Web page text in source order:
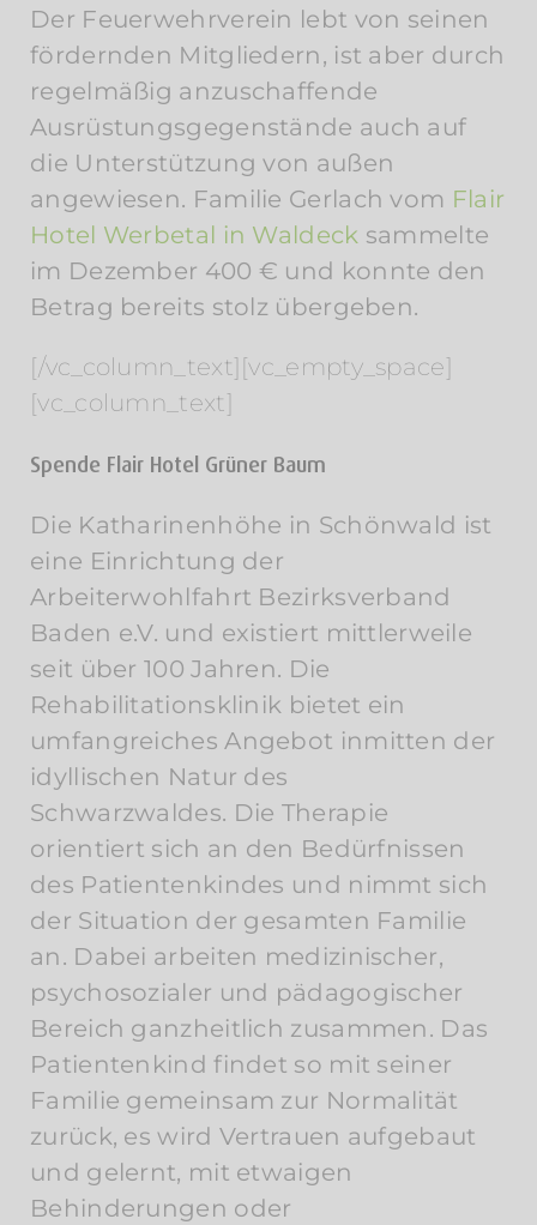
Der Feuerwehrverein lebt von seinen
fördernden Mitgliedern, ist aber durch
regelmäßig anzuschaffende
Ausrüstungsgegenstände auch auf
die Unterstützung von außen
angewiesen. Familie Gerlach vom Flair
Hotel Werbetal in Waldeck sammelte
im Dezember 400 € und konnte den
Betrag bereits stolz übergeben.
[/vc_column_text][vc_empty_space]
[vc_column_text]
Spende Flair Hotel Grüner Baum
Die Katharinenhöhe in Schönwald ist
eine Einrichtung der
Arbeiterwohlfahrt Bezirksverband
Baden e.V. und existiert mittlerweile
seit über 100 Jahren. Die
Rehabilitationsklinik bietet ein
umfangreiches Angebot inmitten der
idyllischen Natur des
Schwarzwaldes. Die Therapie
orientiert sich an den Bedürfnissen
des Patientenkindes und nimmt sich
der Situation der gesamten Familie
an. Dabei arbeiten medizinischer,
psychosozialer und pädagogischer
Bereich ganzheitlich zusammen. Das
Patientenkind findet so mit seiner
Familie gemeinsam zur Normalität
zurück, es wird Vertrauen aufgebaut
und gelernt, mit etwaigen
Behinderungen oder